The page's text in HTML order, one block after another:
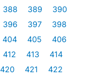
388 389
390
396 397
398
404 405
406
412 413
414
420 421
422